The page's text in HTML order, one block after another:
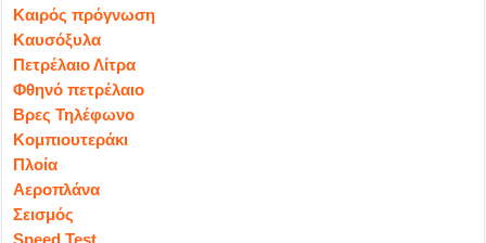
Καιρός πρόγνωση
Καυσόξυλα
Πετρέλαιο Λίτρα
Φθηνό πετρέλαιο
Βρες Τηλέφωνο
Κομπιουτεράκι
Πλοία
Αεροπλάνα
Σεισμός
Speed Test